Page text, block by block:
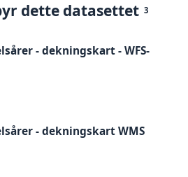
dette datasettet 3
- dekningskart - WFS-
- dekningskart WMS